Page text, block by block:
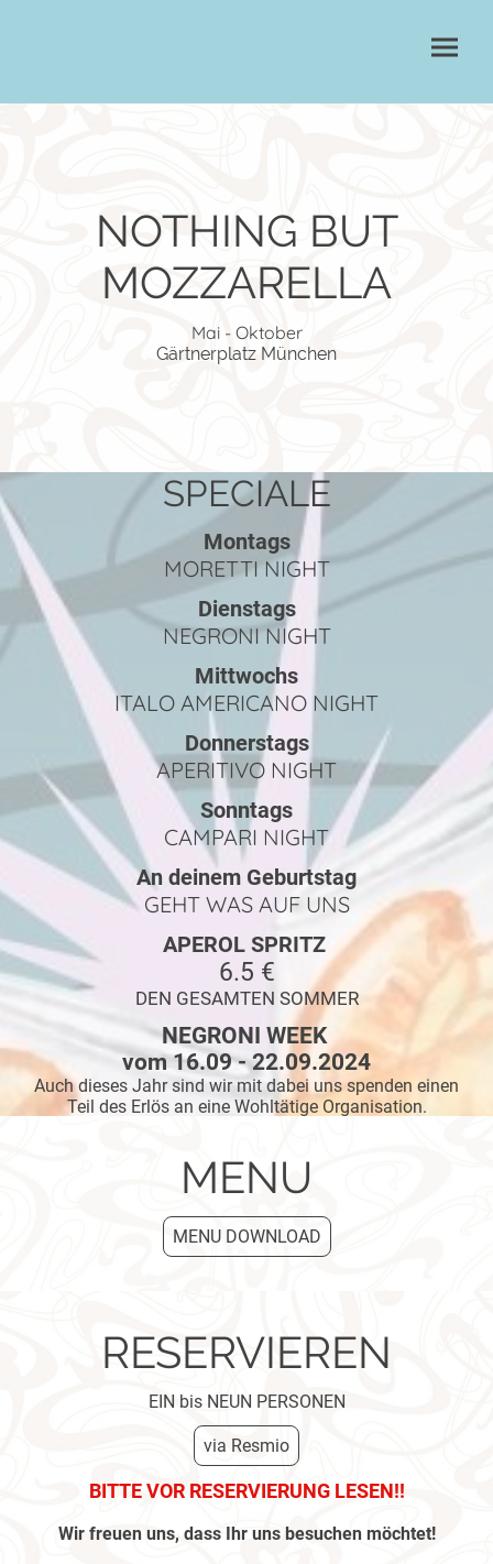
NOTHING BUT
MOZZARELLA
Mai - Oktober
Gärtnerplatz München
SPECIALE
Montags
MORETTI NIGHT
Dienstags
NEGRONI NIGHT
Mittwochs
ITALO AMERICANO NIGHT
Donnerstags
APERITIVO NIGHT
Sonntags
CAMPARI NIGHT
An deinem Geburtstag
GEHT WAS AUF UNS
APEROL SPRITZ
6.5 €
DEN GESAMTEN SOMMER
NEGRONI WEEK
vom 16.09 - 22.09.2024
Auch dieses Jahr sind wir mit dabei uns spenden einen
Teil des Erlös an eine Wohltätige Organisation.
MENU DOWNLOAD
MENU
RESERVIEREN
EIN bis NEUN PERSONEN
via Resmio
BITTE VOR RESERVIERUNG LESEN!!
Wir freuen uns, dass Ihr uns besuchen möchtet!